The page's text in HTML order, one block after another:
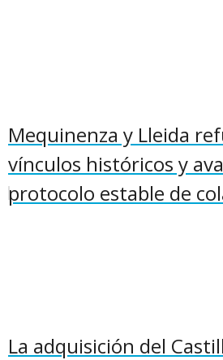
Mequinenza y Lleida
vínculos históricos y
protocolo estable de
La adquisición del